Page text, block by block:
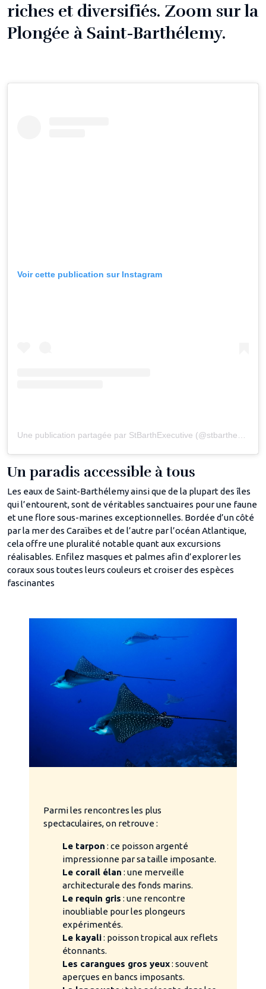
riches et diversifiés. Zoom sur la
Plongée à Saint-Barthélemy.
Voir cette publication sur Instagram
Un paradis accessible à tous
Les eaux de Saint-Barthélemy ainsi que de la plupart des îles
qui l’entourent, sont de véritables sanctuaires pour une faune
et une flore sous-marines exceptionnelles. Bordée d’un côté
par la mer des Caraïbes et de l’autre par l’océan Atlantique,
cela offre une pluralité notable quant aux excursions
réalisables. Enfilez masques et palmes afin d’explorer les
coraux sous toutes leurs couleurs et croiser des espèces
fascinantes
Parmi les rencontres les plus
spectaculaires, on retrouve :
Le tarpon : ce poisson argenté
impressionne par sa taille imposante.
Le corail élan : une merveille
architecturale des fonds marins.
Le requin gris : une rencontre
inoubliable pour les plongeurs
expérimentés.
Le kayali: poisson tropical aux reflets
étonnants.
Les carangues gros yeux: souvent
aperçues en bancs imposants.